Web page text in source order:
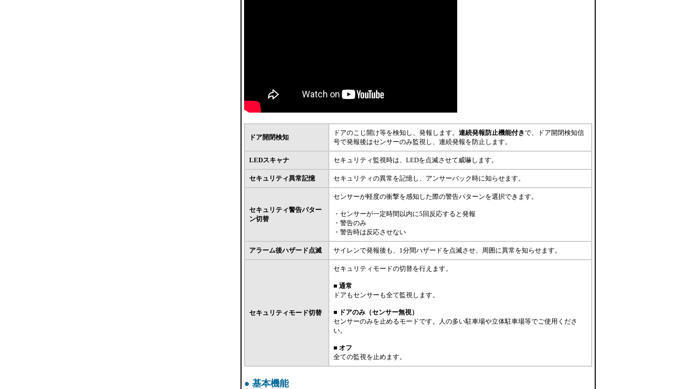
ドア開閉検知
ドアのこじ開け等を検知し、発報します。 連続発報防止機能付きで、ドア開閉検知信
号で発報後はセンサーのみ監視し、連続発報を防止します。
LEDスキャナ セキュリティ監視時は、LEDを点滅させて威嚇します。
セキュリティ異常記憶 セキュリティの異常を記憶し、アンサーバック時に知らせます。
セキュリティ警告パター
ン切替
センサーが軽度の衝撃を感知した際の警告パターンを選択できます。
・センサーが一定時間以内に5回反応すると発報
・警告のみ
・警告時は反応させない
アラーム後ハザード点滅 サイレンで発報後も、1分間ハザードを点滅させ、周囲に異常を知らせます。
セキュリティモード切替
セキュリティモードの切替を行えます。
■ 通常
ドアもセンサーも全て監視します。
■ ドアのみ（センサー無視）
センサーのみを止めるモードです。人の多い駐車場や立体駐車場等でご使用くださ
い。
■ オフ
全ての監視を止めます。
● 基本機能